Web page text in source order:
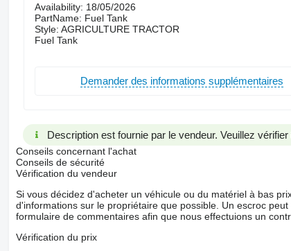
Availability: 18/05/2026
PartName: Fuel Tank
Style: AGRICULTURE TRACTOR
Fuel Tank
Demander des informations supplémentaires
Description est fournie par le vendeur. Veuillez
Conseils concernant l'achat
Conseils de sécurité
Vérification du vendeur
Si vous décidez d'acheter un véhicule ou du matériel à bas
d'informations sur le propriétaire que possible. Un escroc
formulaire de commentaires afin que nous effectuions un
Vérification du prix